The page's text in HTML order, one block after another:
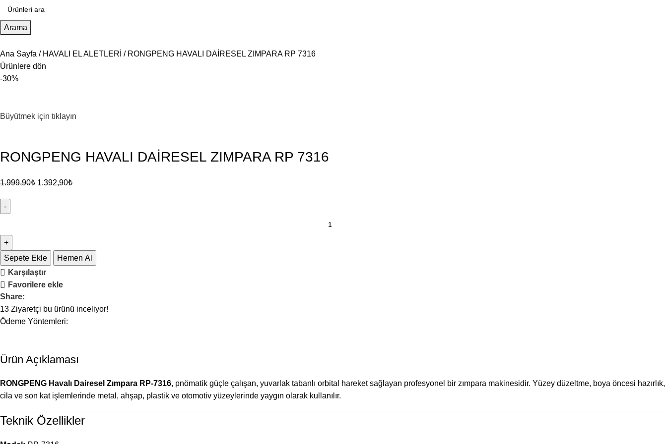
Arama
Ana Sayfa HAVALI EL ALETLERİ
RONGPENG HAVALI DAİRESEL ZIMPARA RP 7316
Ürünlere dön
-30%
Büyütmek için tıklayın
RONGPENG HAVALI DAİRESEL ZIMPARA RP 7316
1.999,90₺ 1.392,90₺
Sepete Ekle
Hemen Al
Karşılaştır
Favorilere ekle
Share:
13 Ziyaretçi bu ürünü inceliyor!
Ödeme Yöntemleri:
Ürün Açıklaması
RONGPENG Havalı Dairesel Zımpara RP-7316, pnömatik güçle çalışan, yuvarlak tabanlı orbital hareket sağlayan profesyonel bir zımpara makinesidir. Yüzey düzeltme, boya öncesi hazırlık,
cila ve son kat işlemlerinde metal, ahşap, plastik ve otomotiv yüzeylerinde yaygın olarak kullanılır.
Teknik Özellikler